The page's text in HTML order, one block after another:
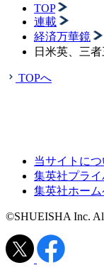
TOP
連載
経済万華鏡
日米英、三
TOPへ
当サイトにつ
集英社プラ
集英社ホーム
©SHUEISHA Inc.